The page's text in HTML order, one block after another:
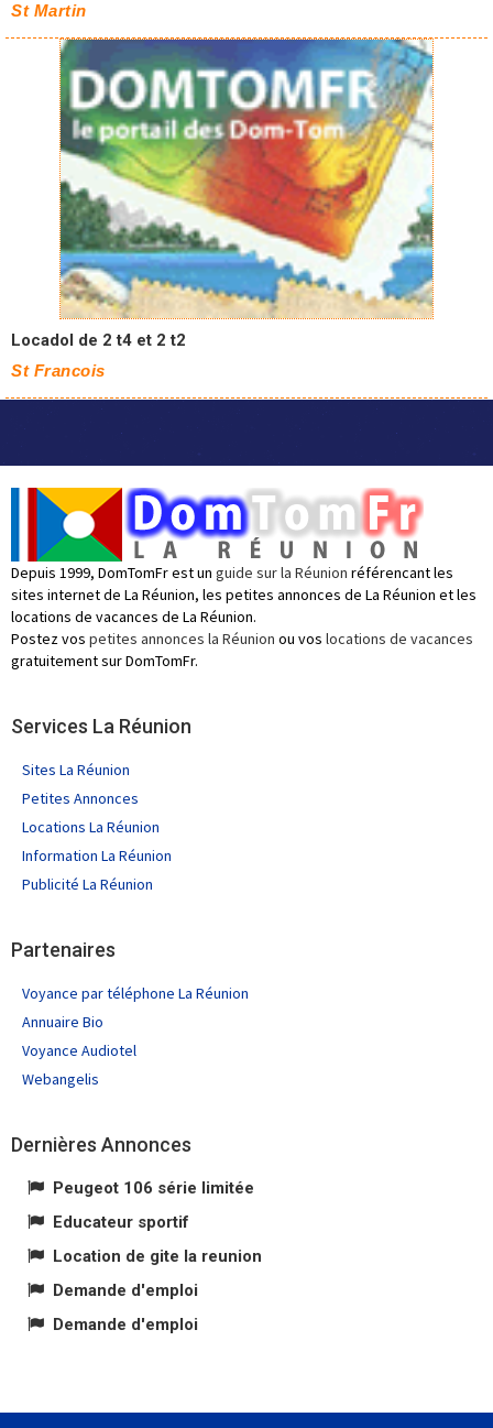
St Martin
Locadol de 2 t4 et 2 t2
St Francois
Depuis 1999, DomTomFr est un guide sur la Réunion référencant les
sites internet de La Réunion, les petites annonces de La Réunion et les
locations de vacances de La Réunion.
Postez vos petites annonces la Réunion ou vos locations de vacances
gratuitement sur DomTomFr.
Services La Réunion
Sites La Réunion
Petites Annonces
Locations La Réunion
Information La Réunion
Publicité La Réunion
Partenaires
Voyance par téléphone La Réunion
Annuaire Bio
Voyance Audiotel
Webangelis
Dernières Annonces
Peugeot 106 série limitée
Educateur sportif
Location de gite la reunion
Demande d'emploi
Demande d'emploi